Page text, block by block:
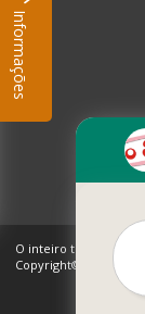
O inteiro teor deste
Copyright© Rico
Informações